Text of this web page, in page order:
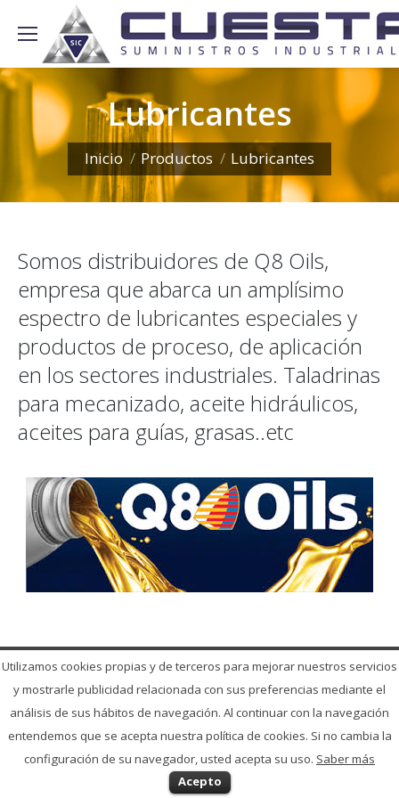
Lubricantes
You are here:
Inicio Productos Lubricantes
Somos distribuidores de Q8 Oils,
empresa que abarca un amplísimo
espectro de lubricantes especiales y
productos de proceso, de aplicación
en los sectores industriales. Taladrinas
para mecanizado, aceite hidráulicos,
aceites para guías, grasas..etc
© 2017 Suministros Industriales Cuesta S.L.
Aviso Legal-Política de Privacidad-Política de Cookies
Utilizamos cookies propias y de terceros para mejorar nuestros servicios
y mostrarle publicidad relacionada con sus preferencias mediante el
análisis de sus hábitos de navegación. Al continuar con la navegación
entendemos que se acepta nuestra política de cookies. Si no cambia la
configuración de su navegador, usted acepta su uso. Saber más
Acepto